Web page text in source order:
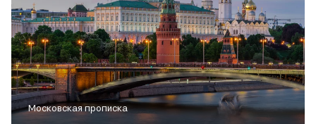
Московская прописка